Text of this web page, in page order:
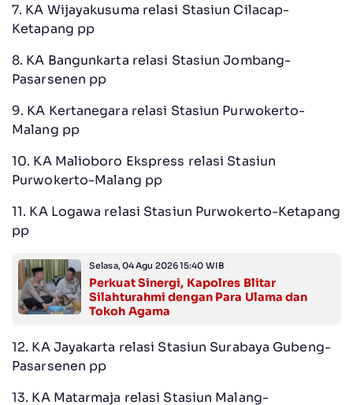
7. KA Wijayakusuma relasi Stasiun Cilacap-
Ketapang pp
8. KA Bangunkarta relasi Stasiun Jombang-
Pasarsenen pp
9. KA Kertanegara relasi Stasiun Purwokerto-
Malang pp
10. KA Malioboro Ekspress relasi Stasiun
Purwokerto-Malang pp
11. KA Logawa relasi Stasiun Purwokerto-Ketapang
pp
Selasa, 04 Agu 2026 15:40 WIB
Perkuat Sinergi, Kapolres Blitar
Silahturahmi dengan Para Ulama dan
Tokoh Agama
12. KA Jayakarta relasi Stasiun Surabaya Gubeng-
Pasarsenen pp
13. KA Matarmaja relasi Stasiun Malang-